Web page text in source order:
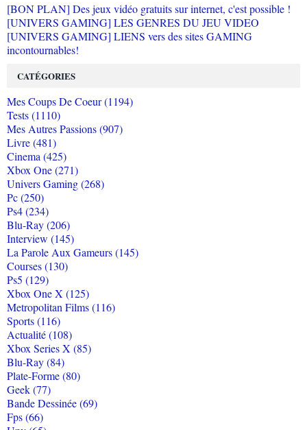
[BON PLAN] Des jeux vidéo gratuits sur internet, c'est possible !
[UNIVERS GAMING] LES GENRES DU JEU VIDEO
[UNIVERS GAMING] LIENS vers des sites GAMING
incontournables!
CATÉGORIES
Mes Coups De Coeur (1194)
Tests (1110)
Mes Autres Passions (907)
Livre (481)
Cinema (425)
Xbox One (271)
Univers Gaming (268)
Pc (250)
Ps4 (234)
Blu-Ray (206)
Interview (145)
La Parole Aux Gameurs (145)
Courses (130)
Ps5 (129)
Xbox One X (125)
Metropolitan Films (116)
Sports (116)
Actualité (108)
Xbox Series X (85)
Blu-Ray (84)
Plate-Forme (80)
Geek (77)
Bande Dessinée (69)
Fps (66)